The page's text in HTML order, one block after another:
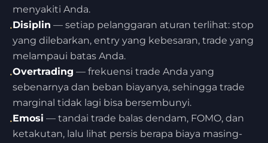
menyakiti Anda.
•Disiplin — setiap pelanggaran aturan terlihat: stop
yang dilebarkan, entry yang kebesaran, trade yang
melampaui batas Anda.
•Overtrading — frekuensi trade Anda yang
sebenarnya dan beban biayanya, sehingga trade
marginal tidak lagi bisa bersembunyi.
•Emosi — tandai trade balas dendam, FOMO, dan
ketakutan, lalu lihat persis berapa biaya masing-